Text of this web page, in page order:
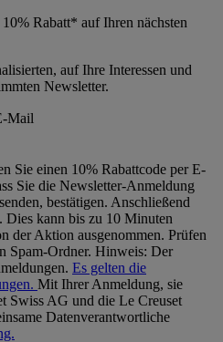
Rabatt* auf Ihren nächsten
auf Ihre Interessen und
Newsletter.
Mail
Sie einen 10% Rabattcode per E-
Sie die Newsletter-Anmeldung
bestätigen. Anschließend
Dies kann bis zu 10 Minuten
der Aktion ausgenommen. Prüfen
Spam-Ordner. Hinweis: Der
Es gelten die
Mit Ihrer Anmeldung, sie
Swiss AG und die Le Creuset
Datenverantwortliche